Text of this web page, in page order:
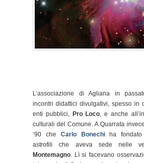
L’associazione di Agliana in
incontri didattici divulgativi, spesso in
enti pubblici, Pro Loco, e anche
culturali del Comune. A Quarrata
‘90 che Carlo Bonechiha fondato
astrofili che aveva sede nelle
Montemagno. Lì si facevano